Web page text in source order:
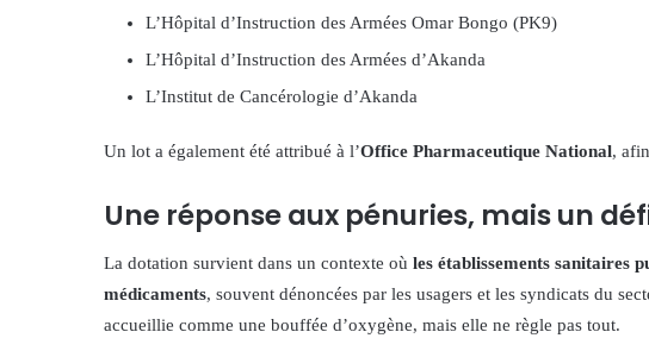
L’Hôpital d’Instruction des Armées Omar Bongo (PK9)
L’Hôpital d’Instruction des Armées d’Akanda
L’Institut de Cancérologie d’Akanda
Un lot a également été attribué à l’Office Pharmaceutique National,
Une réponse aux pénuries, mais un
La dotation survient dans un contexte où les établissements sanitaires
médicaments, souvent dénoncées par les usagers et les syndicats du
accueillie comme une bouffée d’oxygène, mais elle ne règle pas tout.